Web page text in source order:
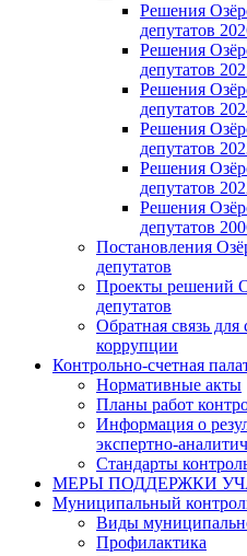
Решения
депутатов
Решения
депутатов
Решения
депутатов
Решения
депутатов
Решения
депутатов
Решения
депутатов
Постановления
депутатов
Проекты решений
депутатов
Обратная связь
коррупции
Контрольно-счетная
Нормативные акты
Планы работ
Информация о
экспертно-
Стандарты
МЕРЫ ПОДДЕРЖКИ
Муниципальный
Виды
Профилактика